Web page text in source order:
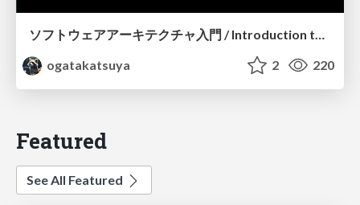
ソフトウェアアーキテクチャ入門 / Introduction to Software Architecture
ogatakatsuya
2 220
Featured
See All Featured